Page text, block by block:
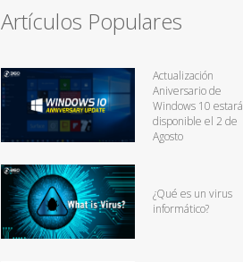
Artículos Populares
Actualización
Aniversario de
Windows 10 estará
disponible el 2 de
Agosto
¿Qué es un virus
informático?